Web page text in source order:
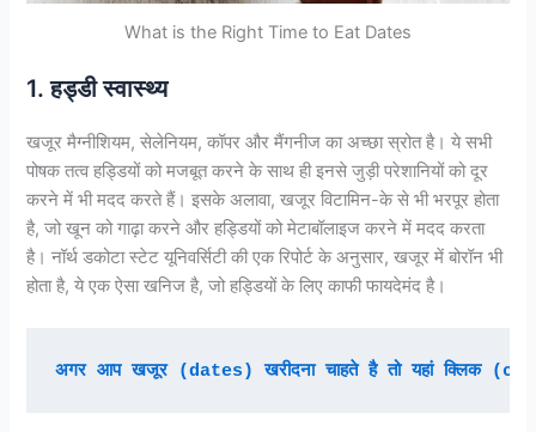
What is the Right Time to Eat Dates
1. हड्डी स्वास्थ्य
खजूर मैग्नीशियम, सेलेनियम, कॉपर और मैंगनीज का अच्छा स्रोत है। ये सभी
पोषक तत्व हड्डियों को मजबूत करने के साथ ही इनसे जुड़ी परेशानियों को दूर
करने में भी मदद करते हैं। इसके अलावा, खजूर विटामिन-के से भी भरपूर होता
है, जो खून को गाढ़ा करने और हड्डियों को मेटाबॉलाइज करने में मदद करता
है। नॉर्थ डकोटा स्टेट यूनिवर्सिटी की एक रिपोर्ट के अनुसार, खजूर में बोरॉन भी
होता है, ये एक ऐसा खनिज है, जो हड्डियों के लिए काफी फायदेमंद है।
अगर आप खजूर (dates) खरीदना चाहते है तो यहां क्लिक